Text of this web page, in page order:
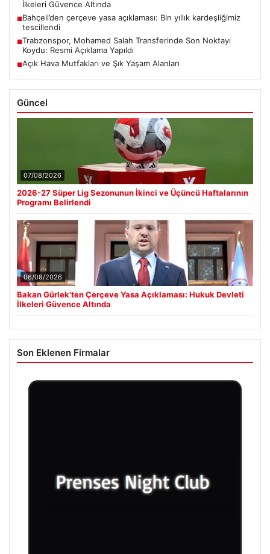
İlkeleri Güvence Altında
■Bahçeli’den çerçeve yasa açıklaması: Bin yıllık kardeşliğimiz
tescillendi
■Trabzonspor, Mohamed Salah Transferinde Son Noktayı
Koydu: Resmi Açıklama Yapıldı
■Açık Hava Mutfakları ve Şık Yaşam Alanları
Güncel
07/08/2026
2026-27 Süper Lig Sezonunun İkinci ve Üçüncü Haftalarının
Programı Belirlendi
06/08/2026
Bakan Gürlek’ten Çerçeve Yasa Açıklaması: Hukuk Devleti
İlkeleri Güvence Altında
Son Eklenen Firmalar